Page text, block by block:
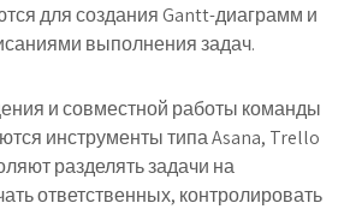
для создания Gantt-диаграмм и
выполнения задач.
и совместной работы команды
инструменты типа Asana, Trello
разделять задачи на
ответственных, контролировать